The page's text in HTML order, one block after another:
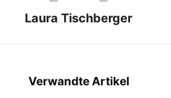
Laura Tischberger
Verwandte Artikel